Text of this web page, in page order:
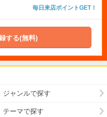
毎日来店ポイントGET！
する(無料)
ジャンルで探す
テーマで探す